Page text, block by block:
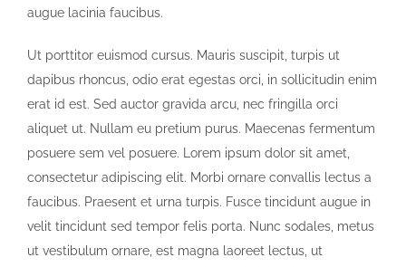
augue lacinia faucibus.
Ut porttitor euismod cursus. Mauris suscipit, turpis ut
dapibus rhoncus, odio erat egestas orci, in sollicitudin enim
erat id est. Sed auctor gravida arcu, nec fringilla orci
aliquet ut. Nullam eu pretium purus. Maecenas fermentum
posuere sem vel posuere. Lorem ipsum dolor sit amet,
consectetur adipiscing elit. Morbi ornare convallis lectus a
faucibus. Praesent et urna turpis. Fusce tincidunt augue in
velit tincidunt sed tempor felis porta. Nunc sodales, metus
ut vestibulum ornare, est magna laoreet lectus, ut